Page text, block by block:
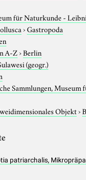
für Naturkunde -
›Gastropoda
A-Z›Berlin
(geogr.)
Sammlungen,
Objekt›
patriarchalis,